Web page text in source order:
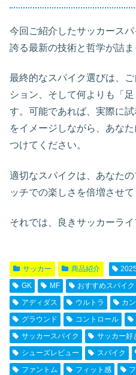
今回ご紹介したサッカース
誇る最新の技術と哲学が詰ま
最終的なスパイク選びは、
ション、そして何よりも「
す。可能であれば、実際に
をイメージしながら、あな
つけてください。
適切なスパイクは、あなた
ッチでの楽しさを倍増させて
それでは、良きサッカーライ
サッカー 商品紹介
GK
MF おすすめスパイク
アディダス
ウルトラ カ
グラウンド
コントロール
サッカースパイク
サッカー好
シューズレビュー
スパイク
ファントム
フィット感